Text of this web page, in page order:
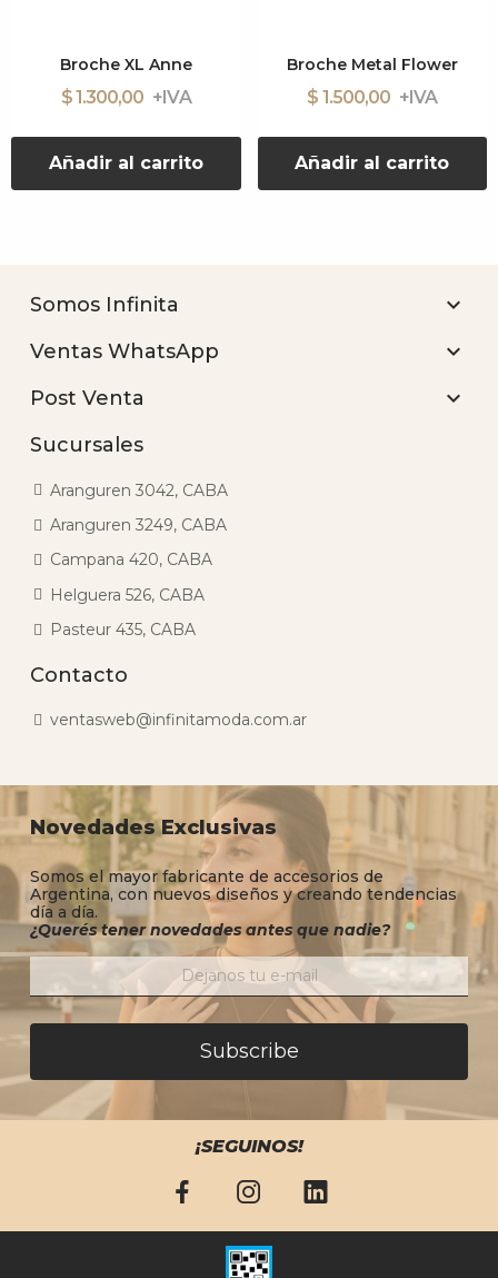
Broche XL Anne
$ 1.300,00
Añadir al carrito
Broche Metal Flower
$ 1.500,00
Añadir al carrito
Somos Infinita 
Ventas WhatsApp 
Post Venta 
Sucursales
Aranguren 3042, CABA
Aranguren 3249, CABA
Campana 420, CABA
Helguera 526, CABA
Pasteur 435, CABA
Contacto
ventasweb@infinitamoda.com.ar
Novedades Exclusivas
Somos el mayor fabricante de accesorios de
Argentina, con nuevos diseños y creando tendencias
día a día.
¿Querés tener novedades antes que nadie?
Subscribe
¡SEGUINOS!